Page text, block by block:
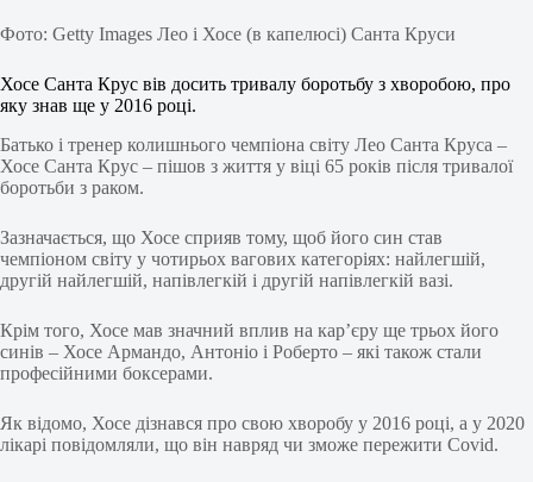
Фото: Getty Images Лео і Хосе (в капелюсі) Санта Круси
Хосе Санта Крус вів досить тривалу боротьбу з хворобою, про
яку знав ще у 2016 році.
Батько і тренер колишнього чемпіона світу Лео Санта Круса –
Хосе Санта Крус – пішов з життя у віці 65 років після тривалої
боротьби з раком.
Зазначається, що Хосе сприяв тому, щоб його син став
чемпіоном світу у чотирьох вагових категоріях: найлегшій,
другій найлегшій, напівлегкій і другій напівлегкій вазі.
Крім того, Хосе мав значний вплив на кар’єру ще трьох його
синів – Хосе Армандо, Антоніо і Роберто – які також стали
професійними боксерами.
Як відомо, Хосе дізнався про свою хворобу у 2016 році, а у 2020
лікарі повідомляли, що він навряд чи зможе пережити Covid.